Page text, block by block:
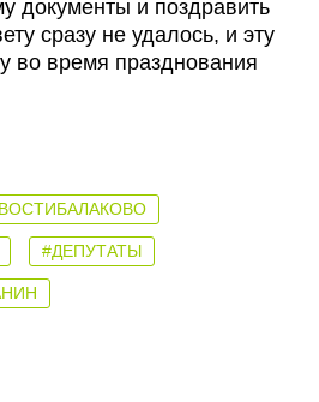
документы и поздравить
сразу не удалось, и эту
во время празднования
#ДЕПУТАТЫ